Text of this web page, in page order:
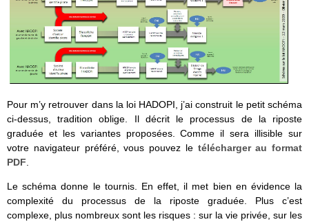
Pour m’y retrouver dans la loi HADOPI, j’ai construit le petit schéma
ci-dessus, tradition oblige. Il décrit le processus de la riposte
graduée et les variantes proposées. Comme il sera illisible sur
votre navigateur préféré, vous pouvez le télécharger au format
PDF
Le schéma donne le tournis. En effet, il met bien en évidence la
complexité du processus de la riposte graduée. Plus c’est
complexe, plus nombreux sont les risques : sur la vie privée, sur les